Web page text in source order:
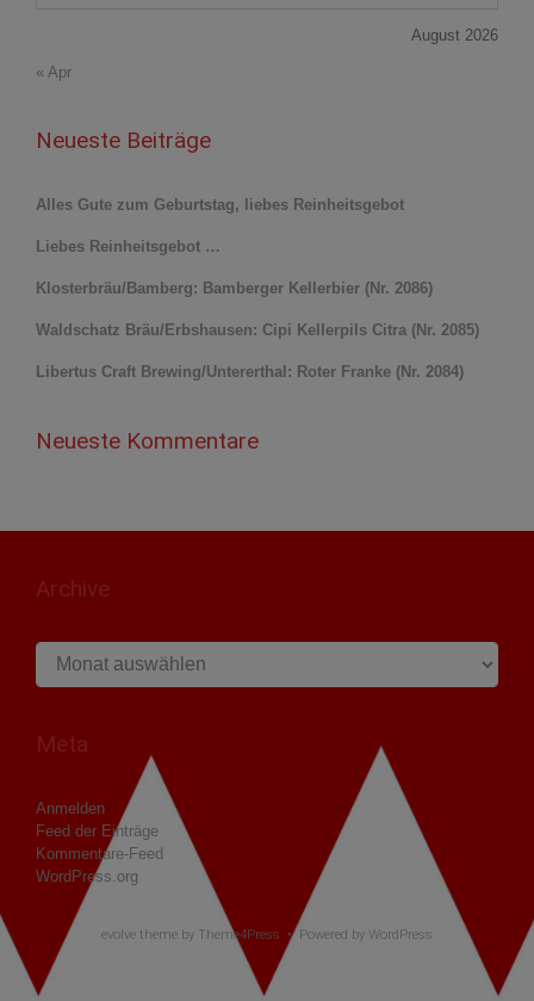
August 2026
« Apr
Neueste Beiträge
Alles Gute zum Geburtstag, liebes Reinheitsgebot
Liebes Reinheitsgebot …
Klosterbräu/Bamberg: Bamberger Kellerbier (Nr. 2086)
Waldschatz Bräu/Erbshausen: Cipi Kellerpils Citra (Nr. 2085)
Libertus Craft Brewing/Untererthal: Roter Franke (Nr. 2084)
Neueste Kommentare
Archive
Archive
Meta
Anmelden
Feed der Einträge
Kommentare-Feed
WordPress.org
evolve theme by Theme4Press • Powered by WordPress